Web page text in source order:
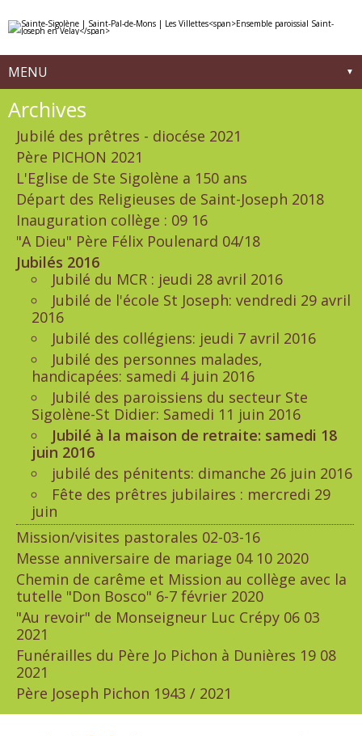
contenu.
la
MENU
Navigation
Archives
Jubilé des prêtres - diocése 2021
Père PICHON 2021
L'Eglise de Ste Sigolène a 150 ans
Départ des Religieuses de Saint-Joseph 2018
Inauguration collège : 09 16
"A Dieu" Père Félix Poulenard 04/18
Jubilés 2016
Jubilé du MCR : jeudi 28 avril 2016
Jubilé de l'école St Joseph: vendredi 29 avril
2016
Jubilé des collégiens: jeudi 7 avril 2016
Jubilé des personnes malades,
handicapées: samedi 4 juin 2016
Jubilé des paroissiens du secteur Ste
Sigolène-St Didier: Samedi 11 juin 2016
Jubilé à la maison de retraite: samedi 18
juin 2016
jubilé des pénitents: dimanche 26 juin 2016
Fête des prêtres jubilaires : mercredi 29
juin
Mission/visites pastorales 02-03-16
Messe anniversaire de mariage 04 10 2020
Chemin de carême et Mission au collège avec la
tutelle "Don Bosco" 6-7 février 2020
"Au revoir" de Monseigneur Luc Crépy 06 03
2021
Funérailles du Père Jo Pichon à Dunières 19 08
2021
Père Joseph Pichon 1943 / 2021